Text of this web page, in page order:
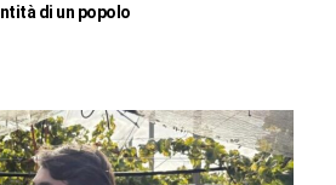
di un popolo